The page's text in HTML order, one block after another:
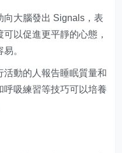
向大腦發出 Signals，表
以促進更平靜的心態，
。
動的人報告睡眠質量和
吸練習等技巧可以培養